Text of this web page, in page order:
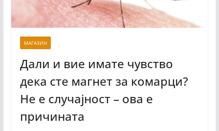
МАГАЗИН
Дали и вие имате чувство
дека сте магнет за комарци?
Не е случајност – ова е
причината